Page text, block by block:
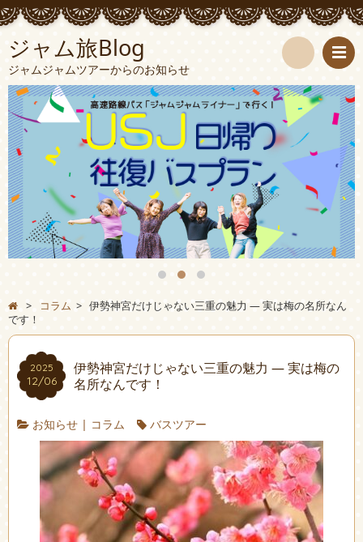
ジャム旅Blog
ジャムジャムツアーからのお知らせ
検
索
> コラム > 伊勢神宮だけじゃない三重の魅力 ― 実は梅の名所なん
です！
2025
12/06
伊勢神宮だけじゃない三重の魅力 ― 実は梅の
名所なんです！
お知らせ | コラム バスツアー